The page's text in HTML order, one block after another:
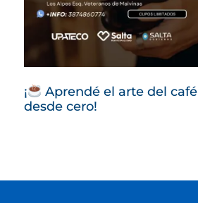
¡
Aprendé el arte del café
desde cero!